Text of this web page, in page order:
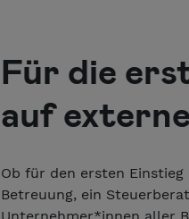
Für die
auf
Ob für den ersten
Betreuung, ein